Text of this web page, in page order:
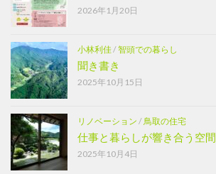
2026年1月20日
小林利佳/智頭での暮らし
聞き書き
2025年10月15日
リノベーション /鳥取の住宅
仕事と暮らしが響き合う空間
2025年10月4日